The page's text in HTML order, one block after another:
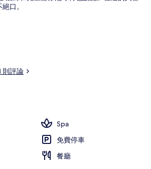
口。
則評論
Spa
免費停車
餐廳